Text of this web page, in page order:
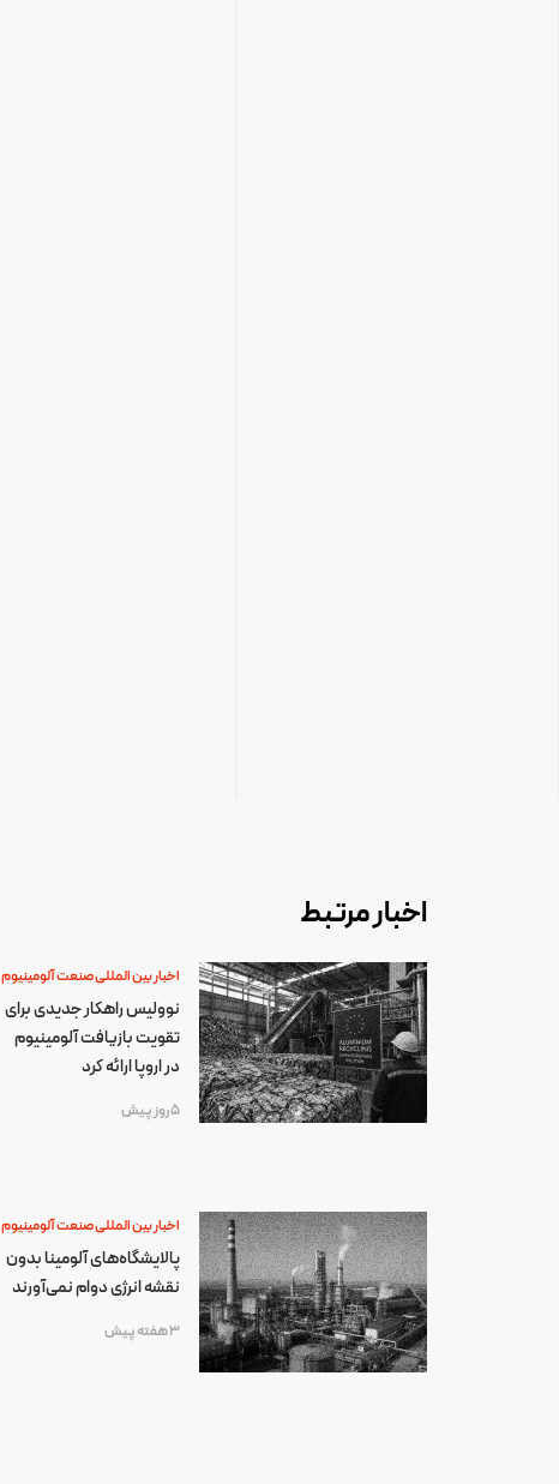
اخبار مرتبط
اخبار بین المللی صنعت آلومینیوم
نوولیس راهکار جدیدی برای
تقویت بازیافت آلومینیوم
در اروپا ارائه کرد
5 روز پیش
اخبار بین المللی صنعت آلومینیوم
پالایشگاه‌های آلومینا بدون
نقشه انرژی دوام نمی‌آورند
3 هفته پیش